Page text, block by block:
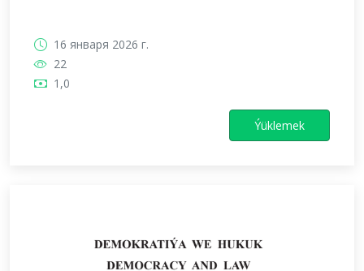
16 января 2026 г.
22
1,0
Ýüklemek